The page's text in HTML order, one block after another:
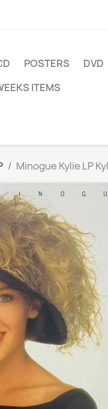
POSTERS DVD
ITEMS
Minogue Kylie LP